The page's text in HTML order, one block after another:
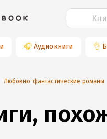
🎧 Аудиокниги 👌
Любовно-фантастические романы